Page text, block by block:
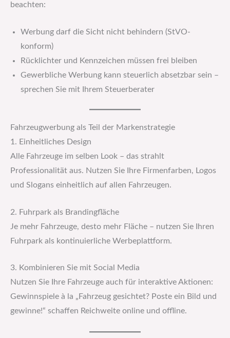
beachten:
Werbung darf die Sicht nicht behindern (StVO-
konform)
Rücklichter und Kennzeichen müssen frei bleiben
Gewerbliche Werbung kann steuerlich absetzbar sein –
sprechen Sie mit Ihrem Steuerberater
Fahrzeugwerbung als Teil der Markenstrategie
1. Einheitliches Design
Alle Fahrzeuge im selben Look – das strahlt
Professionalität aus. Nutzen Sie Ihre Firmenfarben, Logos
und Slogans einheitlich auf allen Fahrzeugen.
2. Fuhrpark als Brandingfläche
Je mehr Fahrzeuge, desto mehr Fläche – nutzen Sie Ihren
Fuhrpark als kontinuierliche Werbeplattform.
3. Kombinieren Sie mit Social Media
Nutzen Sie Ihre Fahrzeuge auch für interaktive Aktionen:
Gewinnspiele à la „Fahrzeug gesichtet? Poste ein Bild und
gewinne!“ schaffen Reichweite online und offline.